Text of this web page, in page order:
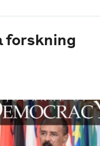
forskning